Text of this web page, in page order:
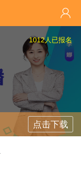
1012人已报名
点击下载